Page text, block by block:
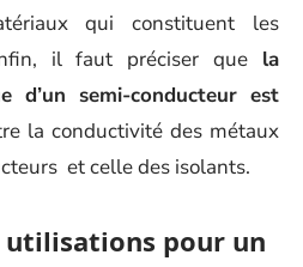
qui constituent les
il faut préciser que la
d’un semi-conducteur est
la conductivité des métaux
et celle des isolants.
utilisations pour un